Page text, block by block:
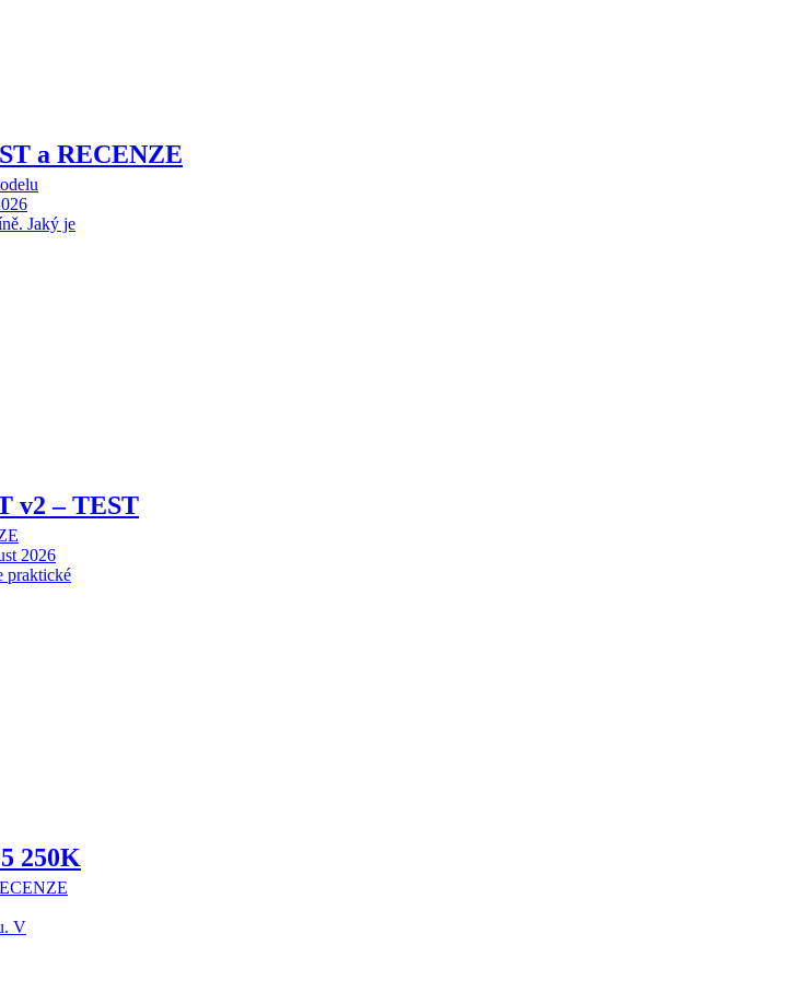
a RECENZE
Jaký je
v2 – TEST
2026
praktické
250K
V